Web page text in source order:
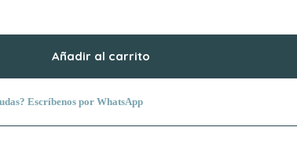
Añadir al carrito
Escríbenos por WhatsApp